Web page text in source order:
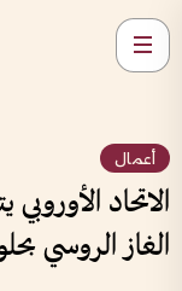
أعمال
الاتحاد
الغاز الروسي بحلول